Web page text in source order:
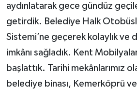
aydınlatarak gece gündüz
getirdik. Belediye Halk
Sistemi’ne geçerek kolaylık ve
imkânı sağladık. Kent
başlattık. Tarihi mekânlarımız
belediye binası, Kemerköprü